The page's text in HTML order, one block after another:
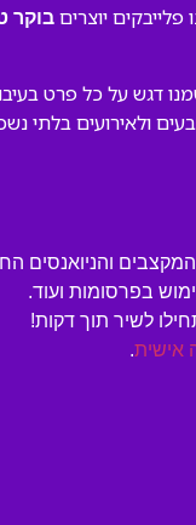
יוצרים בוקר
דגש על כל פרט
ולאירועים בלתי
והניואנסים
בפרסומות ועוד.
אישית.